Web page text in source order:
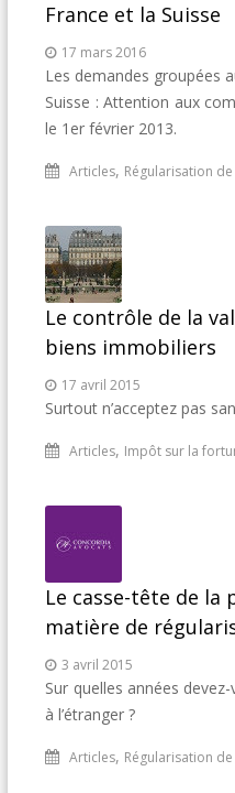
France et la Suisse
17 mars 2016
Les demandes groupées
Suisse : Attention aux
le 1er février 2013.
Articles, Régularisation
Le contrôle de la
biens immobiliers
17 avril 2015
Surtout n’acceptez pas
Articles, Impôt sur la
Le casse-tête de la
matière de
3 avril 2015
Sur quelles années
à l’étranger ?
Articles, Régularisation